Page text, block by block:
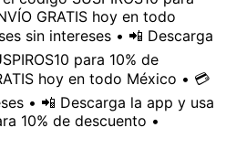
GRATIS hoy en todo
sin intereses • 📲 Descarga
para 10% de
hoy en todo México • 💳
• 📲 Descarga la app y usa
10% de descuento •